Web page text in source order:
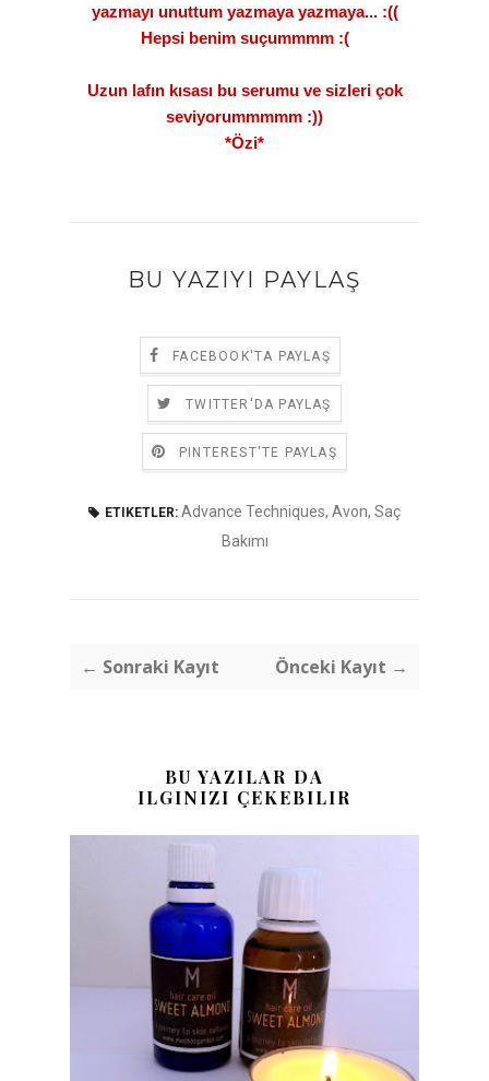
yazmayı unuttum yazmaya yazmaya... :((
Hepsi benim suçummmm :(
Uzun lafın kısası bu serumu ve sizleri çok
seviyorummmmm :))
*Özi*
BU YAZIYI PAYLAŞ
FACEBOOK'TA PAYLAŞ
TWITTER'DA PAYLAŞ
PINTEREST'TE PAYLAŞ
ETIKETLER: Advance Techniques, Avon, Saç
Bakımı
← Sonraki Kayıt Önceki Kayıt →
BU YAZILAR DA
ILGINIZI ÇEKEBILIR